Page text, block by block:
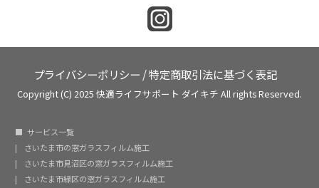
プライバシーポリシー /特定商取引法に基づく表記
Copyright (C) 2025 快適ライフサポート ダイキチ All rights Reserved.
サービス一覧
さいたま市の窓ガラスフィルム施工
さいたま市見沼区の窓ガラスフィルム施工
さいたま市緑区の窓ガラスフィルム施工